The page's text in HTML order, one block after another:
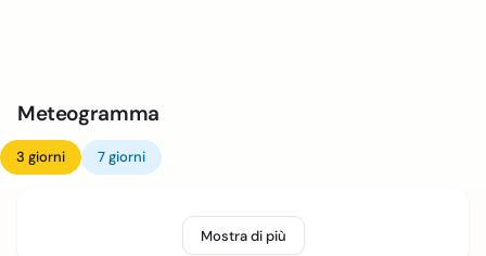
Meteogramma
3 giorni 7 giorni
Mostra di più